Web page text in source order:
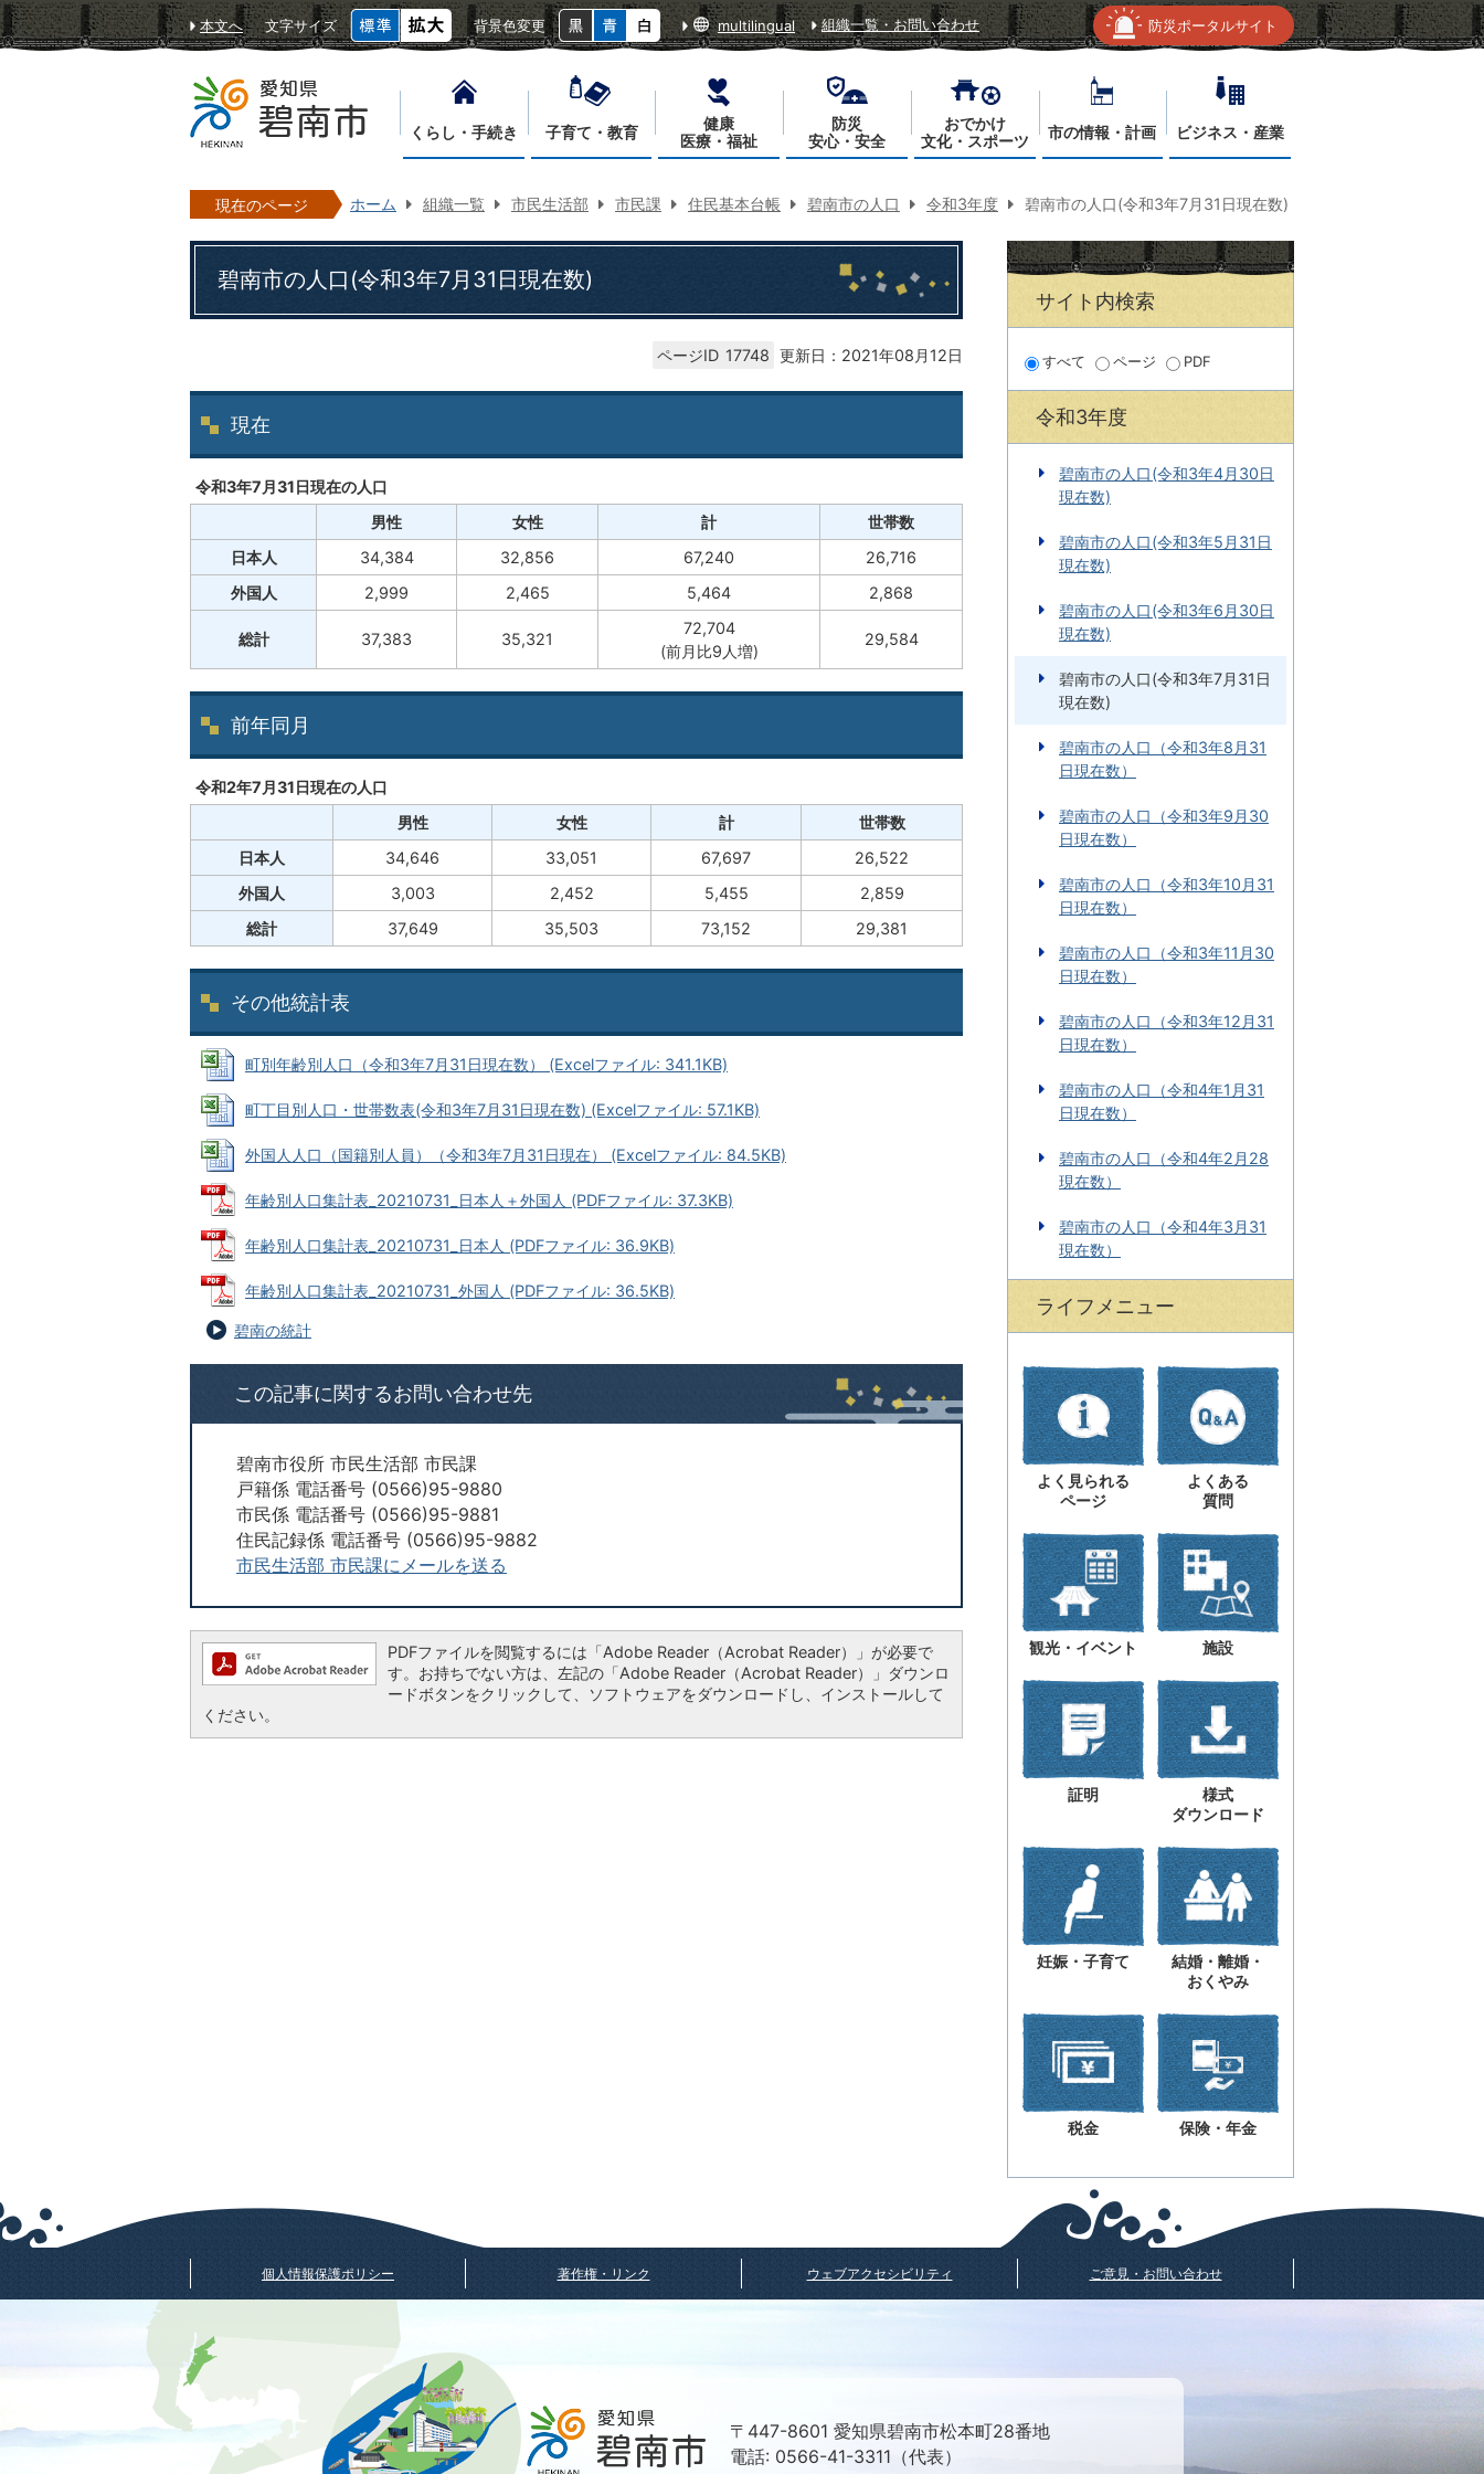
本文へ 文字サイズ 背景色変更 multilingual 組織一覧・お問い合わせ 防災ポータルサイト
くらし・手続き 子育て・教育
健康
医療・福祉
防災
安心・安全
おでかけ
文化・スポーツ
市の情報・計画 ビジネス・産業
現在のページ ホーム 組織一覧 市民生活部 市民課 住民基本台帳 碧南市の人口 令和3年度 碧南市の人口(令和3年7月31日現在数)
碧南市の人口(令和3年7月31日現在数)
ページID 17748 更新日：2021年08月12日
現在
令和3年7月31日現在の人口
男性
女性 計
世帯数
日本人
34,384 32,856 67,240
26,716
外国人
2,999 2,465 5,464 2,868
総計 37,383 35,321
72,704
(前月比9人増)
29,584
前年同月
令和2年7月31日現在の人口
男性
女性 計
世帯数
日本人
34,646 33,051 67,697
26,522
外国人
3,003 2,452 5,455
2,859
総計
37,649 35,503 73,152 29,381
その他統計表
町別年齢別人口（令和3年7月31日現在数） (Excelファイル: 341.1KB)
町丁目別人口・世帯数表(令和3年7月31日現在数) (Excelファイル: 57.1KB)
外国人人口（国籍別人員）（令和3年7月31日現在） (Excelファイル: 84.5KB)
年齢別人口集計表_20210731_日本人＋外国人 (PDFファイル: 37.3KB)
年齢別人口集計表_20210731_日本人 (PDFファイル: 36.9KB)
年齢別人口集計表_20210731_外国人 (PDFファイル: 36.5KB)
碧南の統計
この記事に関するお問い合わせ先
碧南市役所 市民生活部 市民課
戸籍係 電話番号 (0566)95-9880
市民係 電話番号 (0566)95-9881
住民記録係 電話番号 (0566)95-9882
市民生活部 市民課にメールを送る
PDFファイルを閲覧するには「Adobe Reader（Acrobat Reader）」が必要で
す。お持ちでない方は、左記の「Adobe Reader（Acrobat Reader）」ダウンロ
ードボタンをクリックして、ソフトウェアをダウンロードし、インストールして
ください。
サイト内検索
すべて ページ PDF
令和3年度
碧南市の人口(令和3年4月30日
現在数)
碧南市の人口(令和3年5月31日
現在数)
碧南市の人口(令和3年6月30日
現在数)
碧南市の人口(令和3年7月31日
現在数)
碧南市の人口（令和3年8月31
日現在数）
碧南市の人口（令和3年9月30
日現在数）
碧南市の人口（令和3年10月31
日現在数）
碧南市の人口（令和3年11月30
日現在数）
碧南市の人口（令和3年12月31
日現在数）
碧南市の人口（令和4年1月31
日現在数）
碧南市の人口（令和4年2月28
現在数）
碧南市の人口（令和4年3月31
現在数）
ライフメニュー
よく見られる
ページ
よくある
質問
観光・イベント 施設
証明
様式
ダウンロード
妊娠・子育て
結婚・離婚・
おくやみ
税金 保険・年金
個人情報保護ポリシー 著作権・リンク ウェブアクセシビリティ ご意見・お問い合わせ
〒447-8601 愛知県碧南市松本町28番地
電話: 0566-41-3311（代表）